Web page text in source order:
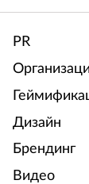
PR
Дизайн
Брендинг
Видео